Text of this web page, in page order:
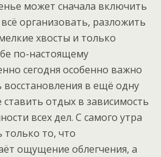
может сначала включить
организовать, разложить
хвосты и только
по-настоящему
сегодня особенно важно
в ещё одну
отдых в зависимость
всех дел. С самого утра
только то, что
ощущение облегчения, а